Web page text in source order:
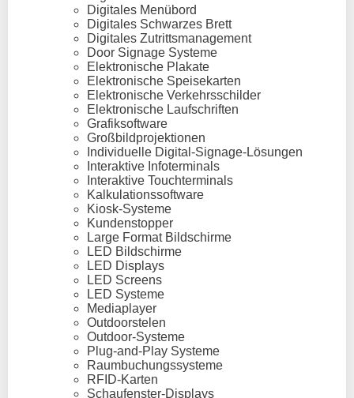
Digitales Menübord
Digitales Schwarzes Brett
Digitales Zutrittsmanagement
Door Signage Systeme
Elektronische Plakate
Elektronische Speisekarten
Elektronische Verkehrsschilder
Elektronische Laufschriften
Grafiksoftware
Großbildprojektionen
Individuelle Digital-Signage-Lösungen
Interaktive Infoterminals
Interaktive Touchterminals
Kalkulationssoftware
Kiosk-Systeme
Kundenstopper
Large Format Bildschirme
LED Bildschirme
LED Displays
LED Screens
LED Systeme
Mediaplayer
Outdoorstelen
Outdoor-Systeme
Plug-and-Play Systeme
Raumbuchungssysteme
RFID-Karten
Schaufenster-Displays